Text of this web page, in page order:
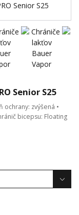
Senior S25
zvýšená •
bicepsu: Floating